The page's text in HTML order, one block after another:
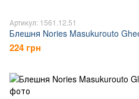
Артикул: 1561.12.51
Блешня Nories Masukurouto
224 грн